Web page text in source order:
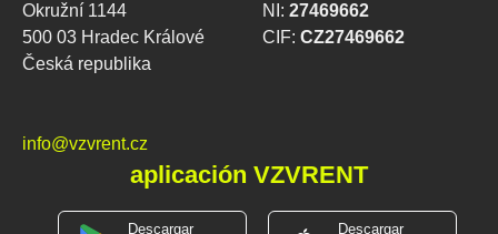
Okružní 1144
500 03 Hradec Králové
Česká republika
NI: 27469662
CIF: CZ27469662
info@vzvrent.cz
aplicación VZVRENT
Descargar Descargar